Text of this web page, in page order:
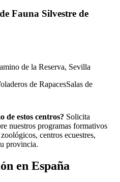
Fauna Silvestre de
de la Reserva, Sevilla
de RapacesSalas de
de estos centros? Solicita
nuestros programas formativos
centros ecuestres,
provincia.
en España